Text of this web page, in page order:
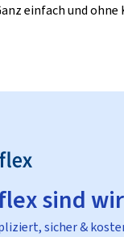
einfach und ohne
sind
sicher &